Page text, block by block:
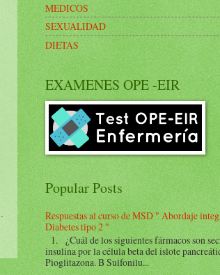
MEDICOS
SEXUALIDAD
DIETAS
EXAMENES OPE -EIR
Popular Posts
Respuestas al curso de MSD " Abordaje
Diabetes tipo 2 "
1. ¿Cuál de los siguientes fármacos son
insulina por la célula beta del islote
Pioglitazona. B Sulfonilu...